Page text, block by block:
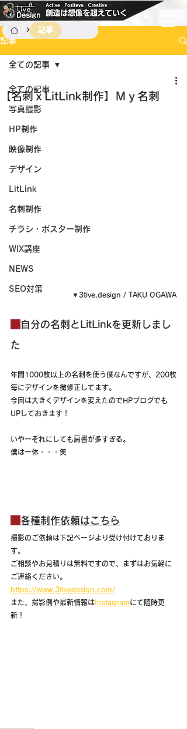
> 記事
記事
全ての記事
写真撮影
HP制作
映像制作
デザイン
LitLink
名刺制作
チラシ・ポスター制作
WIX講座
NEWS
SEO対策
全ての記事
【名刺ｘLitLink制作】Ｍｙ名刺
▼3tive.design / TAKU OGAWA
自分の名刺とLitLinkを更新しまし
た
年間1000枚以上の名刺を使う僕なんですが、200枚
毎にデザインを微修正してます。
今回は大きくデザインを変えたのでHPブログでも
UPしておきます！
いやーそれにしても肩書が多すぎる。
僕は一体・・・笑
各種制作依頼はこちら
撮影のご依頼は下記ページより受け付けておりま
す。
ご相談やお見積りは無料ですので、まずはお気軽に
ご連絡ください。
https://www.3tivedesign.com/
また、撮影例や最新情報は Instagramにて随時更
新！